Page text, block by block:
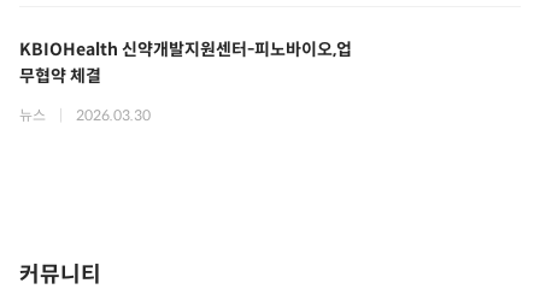
KBIOHealth 신약개발지원센터-피노바이오,업
무협약 체결
뉴스 2026.03.30
커뮤니티